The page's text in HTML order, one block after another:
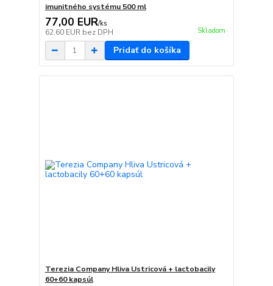
imunitného systému 500 ml
77,00 EUR/ks
62,60 EUR bez DPH Skladom
Pridať do košíka
Terezia Company Hliva Ustricová + lactobacily
60+60 kapsúl